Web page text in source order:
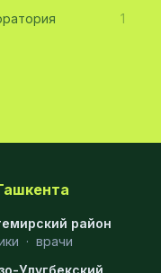
1
район
· врачи
Улугбекский